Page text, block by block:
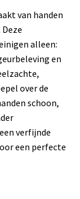
van handen
alleen:
en
over de
schoon,
verfijnde
een perfecte